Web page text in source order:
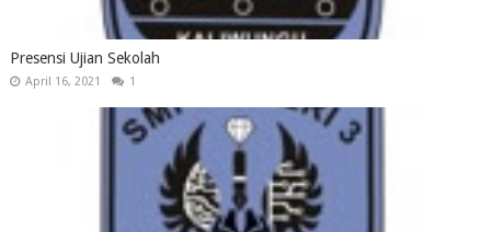
Presensi Ujian Sekolah
April 16, 2021 1